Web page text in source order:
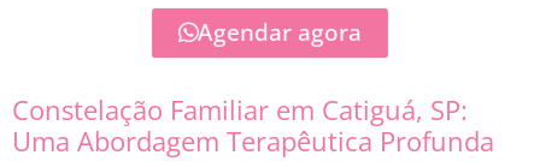
Agendar agora
Constelação Familiar em Catiguá, SP:
Uma Abordagem Terapêutica Profunda